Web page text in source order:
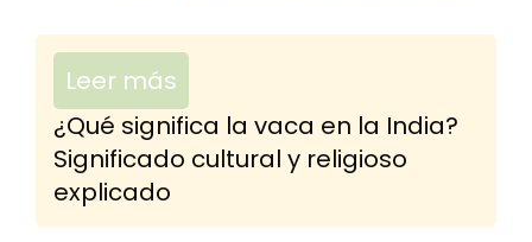
Leer más
¿Qué significa la vaca en la India?
Significado cultural y religioso
explicado